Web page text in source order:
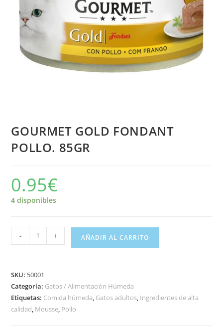
GOURMET GOLD FONDANT
POLLO. 85GR
0.95€
4 disponibles
- + AÑADIR AL CARRITO
SKU: 50001
Categoría: Gatos / Alimentación Húmeda
Etiquetas: Comida húmeda, Gatos adultos, Ingredientes de alta
calidad, Mousse, Pollo